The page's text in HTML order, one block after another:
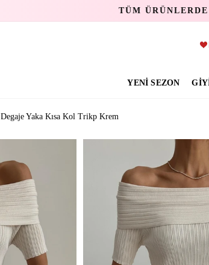
TÜM
YENİ SEZON
Degaje Yaka Kısa Kol Trikp Krem